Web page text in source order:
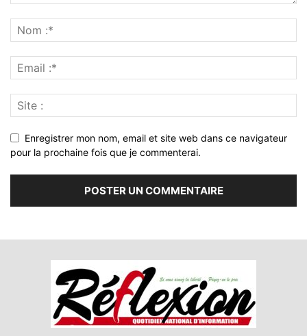
Enregistrer mon nom, email et site web dans ce navigateur
pour la prochaine fois que je commenterai.